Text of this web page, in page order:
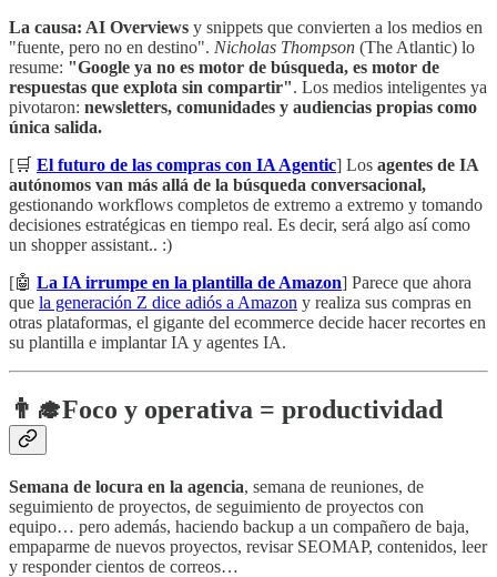
La causa: AI Overviews y snippets que convierten a los medios en
"fuente, pero no en destino". Nicholas Thompson (The Atlantic) lo
resume: "Google ya no es motor de búsqueda, es motor de
respuestas que explota sin compartir". Los medios inteligentes ya
pivotaron: newsletters, comunidades y audiencias propias como
única salida.
[🛒 El futuro de las compras con IA Agentic] Los agentes de IA
autónomos van más allá de la búsqueda conversacional,
gestionando workflows completos de extremo a extremo y tomando
decisiones estratégicas en tiempo real. Es decir, será algo así como
un shopper assistant.. :)
[🤖 La IA irrumpe en la plantilla de Amazon] Parece que ahora
que la generación Z dice adiós a Amazon y realiza sus compras en
otras plataformas, el gigante del ecommerce decide hacer recortes en
su plantilla e implantar IA y agentes IA.
👨‍🎓Foco y operativa = productividad
Semana de locura en la agencia, semana de reuniones, de
seguimiento de proyectos, de seguimiento de proyectos con
equipo… pero además, haciendo backup a un compañero de baja,
empaparme de nuevos proyectos, revisar SEOMAP, contenidos, leer
y responder cientos de correos…